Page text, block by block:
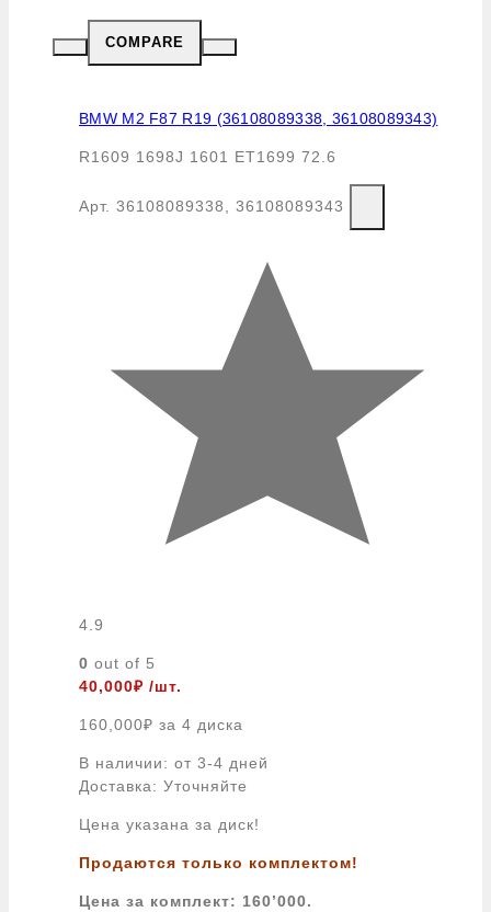
COMPARE
BMW M2 F87 R19 (36108089338, 36108089343)
R1609 1698J 1601 ET1699 72.6
Арт. 36108089338, 36108089343
4.9
0 out of 5
40,000₽ /шт.
160,000₽ за 4 диска
В наличии: от 3-4 дней
Доставка: Уточняйте
Цена указана за диск!
Продаются только комплектом!
Цена за комплект: 160’000.